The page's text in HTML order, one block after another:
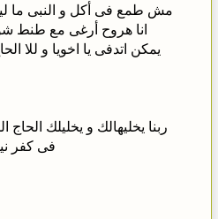
مش طمع فى أكل و النبى ما
انا هروح أرغى مع طنط
يمكن اتدفى يا اخويا و للا
ربنا يخليهالك و يخليلك
فى كفر